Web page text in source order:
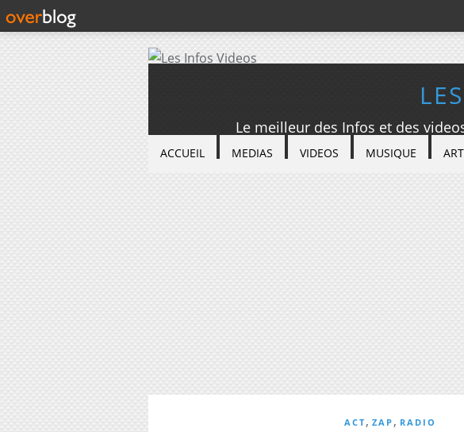
Le meilleur des Infos et des
ACCUEIL MEDIAS VIDEOS MUSIQUE
ACT, ZAP , RADIO